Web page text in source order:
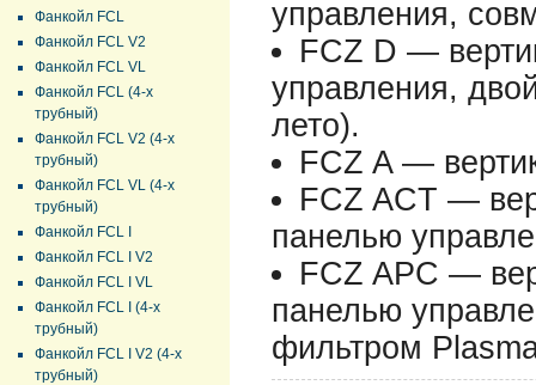
Фанкойл FCL
Фанкойл FCL V2
Фанкойл FCL VL
Фанкойл FCL (4-х
трубный)
Фанкойл FCL V2 (4-х
трубный)
Фанкойл FCL VL (4-х
трубный)
Фанкойл FCL I
Фанкойл FCL I V2
Фанкойл FCL I VL
Фанкойл FCL I (4-х
трубный)
Фанкойл FCL I V2 (4-х
трубный)
управления,
FCZ D —
управления,
лето).
FCZ A —
FCZ ACT —
панелью
FCZ APC —
панелью
фильтром